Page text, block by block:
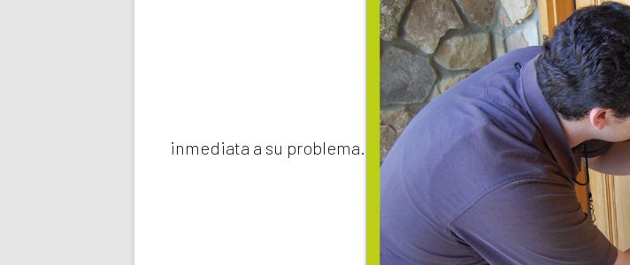
inmediata a su problema.